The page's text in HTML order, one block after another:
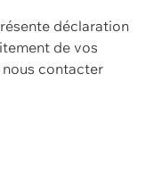
déclaration
de vos
nous contacter